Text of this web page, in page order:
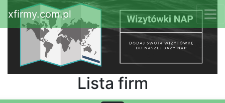
xfirmy.com.pl
Lista firm